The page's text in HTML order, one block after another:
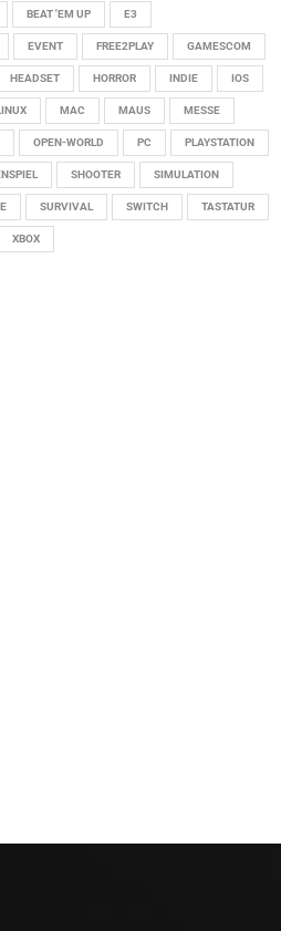
BEAT 'EM UP E3
EVENT FREE2PLAY GAMESCOM
HEADSET HORROR INDIE IOS
MAC MAUS MESSE
OPEN-WORLD PC PLAYSTATION
SHOOTER SIMULATION
SURVIVAL SWITCH TASTATUR
XBOX